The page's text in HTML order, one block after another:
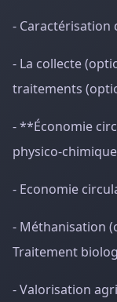
- Caractérisation
- La collecte
traitements
- **Économie
physico-
- Economie
- Méthanisation
Traitement
- Valorisation